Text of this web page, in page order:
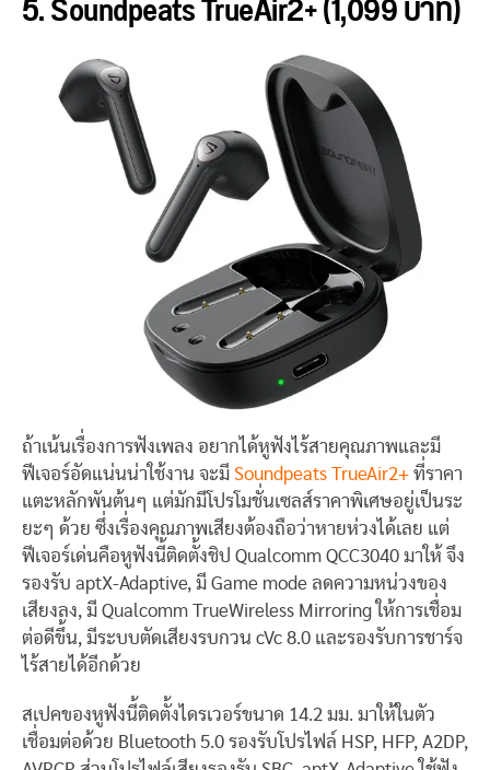
ถ้าเน้นเรื่องการฟังเพลง อยากได้หูฟังไร้สายคุณภาพและมี
ฟีเจอร์อัดแน่นน่าใช้งาน จะมี Soundpeats TrueAir2+ ที่ราคา
แตะหลักพันต้นๆ แต่มักมีโปรโมชั่นเซลส์ราคาพิเศษอยู่เป็นระ
ยะๆ ด้วย ซึ่งเรื่องคุณภาพเสียงต้องถือว่าหายห่วงได้เลย แต่
ฟีเจอร์เด่นคือหูฟังนี้ติดตั้งชิป Qualcomm QCC3040 มาให้ จึง
รองรับ aptX-Adaptive, มี Game mode ลดความหน่วงของ
เสียงลง, มี Qualcomm TrueWireless Mirroring ให้การเชื่อม
ต่อดีขึ้น, มีระบบตัดเสียงรบกวน cVc 8.0 และรองรับการชาร์จ
ไร้สายได้อีกด้วย
สเปคของหูฟังนี้ติดตั้งไดรเวอร์ขนาด 14.2 มม. มาให้ในตัว
เชื่อมต่อด้วย Bluetooth 5.0 รองรับโปรไฟล์ HSP, HFP, A2DP,